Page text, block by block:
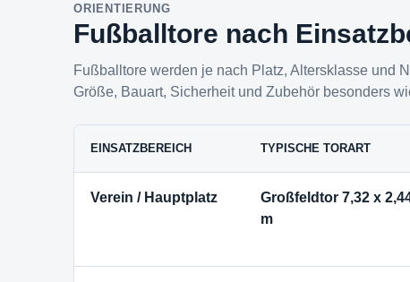
ORIENTIERUNG
Fußballtore nach
Fußballtore werden je nach Platz, Altersklasse und
Größe, Bauart, Sicherheit und Zubehör besonders
EINSATZBEREICH TYPISCHE TORART
Verein / Hauptplatz
Großfeldtor 7,32 x
m